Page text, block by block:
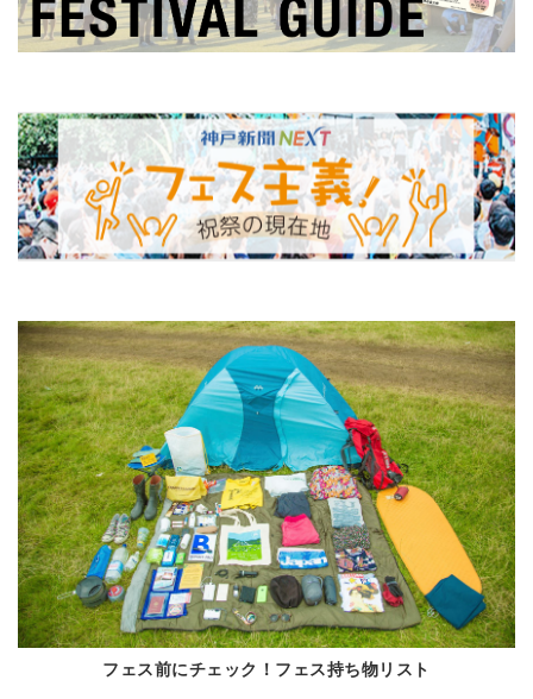
フェス前にチェック！フェス持ち物リスト